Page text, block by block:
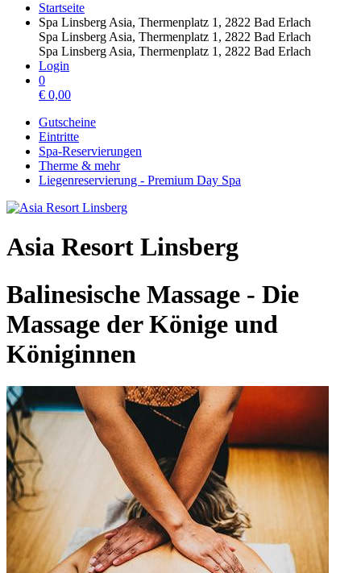
Startseite
Spa Linsberg Asia, Thermenplatz 1, 2822 Bad Erlach
Spa Linsberg Asia, Thermenplatz 1, 2822 Bad Erlach
Spa Linsberg Asia, Thermenplatz 1, 2822 Bad Erlach
Login
0
€ 0,00
Gutscheine
Eintritte
Spa-Reservierungen
Therme & mehr
Liegenreservierung - Premium Day Spa
Asia Resort Linsberg
Balinesische Massage - Die
Massage der Könige und
Königinnen